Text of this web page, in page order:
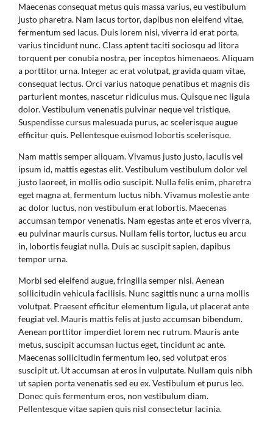
Maecenas consequat metus quis massa varius, eu vestibulum
justo pharetra. Nam lacus tortor, dapibus non eleifend vitae,
fermentum sed lacus. Duis lorem nisi, viverra id erat porta,
varius tincidunt nunc. Class aptent taciti sociosqu ad litora
torquent per conubia nostra, per inceptos himenaeos. Aliquam
a porttitor urna. Integer ac erat volutpat, gravida quam vitae,
consequat lectus. Orci varius natoque penatibus et magnis dis
parturient montes, nascetur ridiculus mus. Quisque nec ligula
dolor. Vestibulum venenatis pulvinar neque vel tristique.
Suspendisse cursus malesuada purus, ac scelerisque augue
efficitur quis. Pellentesque euismod lobortis scelerisque.
Nam mattis semper aliquam. Vivamus justo justo, iaculis vel
ipsum id, mattis egestas elit. Vestibulum vestibulum dolor vel
justo laoreet, in mollis odio suscipit. Nulla felis enim, pharetra
eget magna at, fermentum luctus nibh. Vivamus molestie ante
ac dolor luctus, non vestibulum erat lobortis. Maecenas
accumsan tempor venenatis. Nam egestas ante et eros viverra,
eu pulvinar mauris cursus. Nullam felis tortor, luctus eu arcu
in, lobortis feugiat nulla. Duis ac suscipit sapien, dapibus
tempor urna.
Morbi sed eleifend augue, fringilla semper nisi. Aenean
sollicitudin vehicula facilisis. Nunc sagittis nunc a urna mollis
volutpat. Praesent efficitur elementum ligula, ut placerat ante
feugiat vel. Mauris mattis felis at justo accumsan bibendum.
Aenean porttitor imperdiet lorem nec rutrum. Mauris ante
metus, suscipit accumsan luctus eget, tincidunt ac ante.
Maecenas sollicitudin fermentum leo, sed volutpat eros
suscipit ut. Ut accumsan at eros in vulputate. Nullam quis nibh
ut sapien porta venenatis sed eu ex. Vestibulum et purus leo.
Donec quis fermentum eros, non vestibulum diam.
Pellentesque vitae sapien quis nisl consectetur lacinia.